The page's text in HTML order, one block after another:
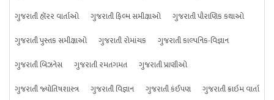
ગુજરાતી હૉરર વાર્તાઓ
ગુજરાતી ફિલ્મ સમીક્ષાઓ
ગુજરાતી પૌરાણિક કથાઓ
ગુજરાતી પુસ્તક સમીક્ષાઓ
ગુજરાતી રોમાંચક
ગુજરાતી કાલ્પનિક-વિજ્ઞાન
ગુજરાતી બિઝનેસ
ગુજરાતી રમતગમત
ગુજરાતી પ્રાણીઓ
ગુજરાતી જ્યોતિષશાસ્ત્ર
ગુજરાતી વિજ્ઞાન ગુજરાતી કંઈપણ ગુજરાતી ક્રાઇમ વાર્તા